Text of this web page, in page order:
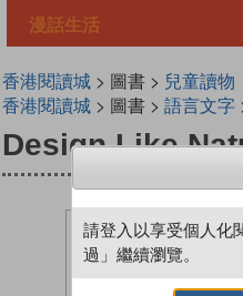
漫話生活
香港閱讀城> 圖書 > 兒童讀物
香港閱讀城> 圖書 > 語言文字
Design Like
請登入以享受個人化
過」繼續瀏覽。